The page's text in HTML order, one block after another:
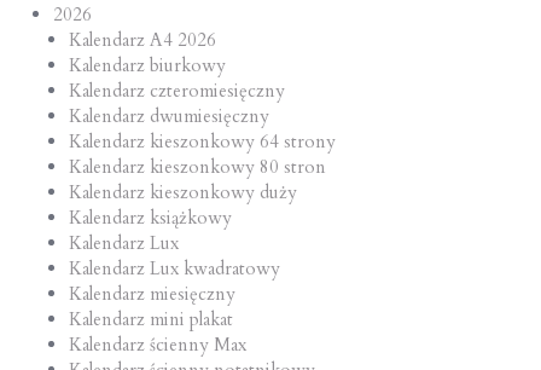
2026
Kalendarz A4 2026
Kalendarz biurkowy
Kalendarz czteromiesięczny
Kalendarz dwumiesięczny
Kalendarz kieszonkowy 64 strony
Kalendarz kieszonkowy 80 stron
Kalendarz kieszonkowy duży
Kalendarz książkowy
Kalendarz Lux
Kalendarz Lux kwadratowy
Kalendarz miesięczny
Kalendarz mini plakat
Kalendarz ścienny Max